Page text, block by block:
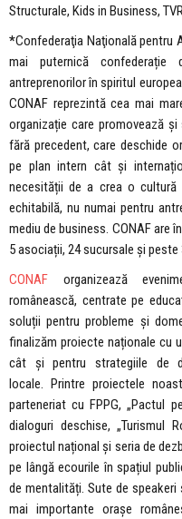
Structurale, Kids in Business,
*Confederaţia Naţională pentru
mai puternică confederație
antreprenorilor în spiritul
CONAF reprezintă cea mai
organizație care promovează
fără precedent, care deschide
pe plan intern cât și
necesității de a crea o cultură
echitabilă, nu numai pentru
mediu de business. CONAF are
5 asociații, 24 sucursale și peste
CONAF organizează
românească, centrate pe
soluții pentru probleme și
finalizăm proiecte naționale cu
cât și pentru strategiile de
locale. Printre proiectele
parteneriat cu FPPG, „Pactul
dialoguri deschise, „Turismul
proiectul național și seria de
pe lângă ecourile în spațiul
de mentalități. Sute de
mai importante orașe